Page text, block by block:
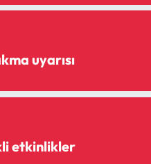
uyarısı
etkinlikler